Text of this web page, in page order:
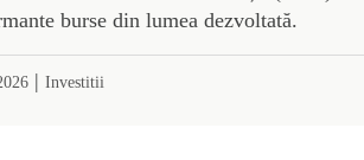
burse din lumea dezvoltată.
| Investitii